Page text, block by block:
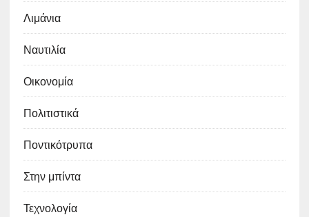
Λιμάνια
Ναυτιλία
Οικονομία
Πολιτιστικά
Ποντικότρυπα
Στην μπίντα
Τεχνολογία